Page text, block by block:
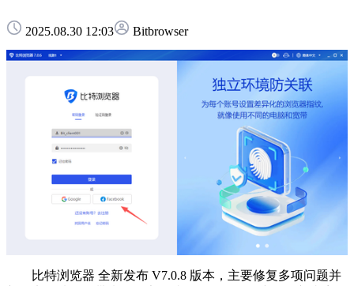
2025.08.30 12:03 Bitbrowser
比特浏览器 全新发布 V7.0.8 版本，主要修复多项问题并